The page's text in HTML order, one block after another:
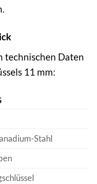
technischen Daten
11 mm:
Stahl